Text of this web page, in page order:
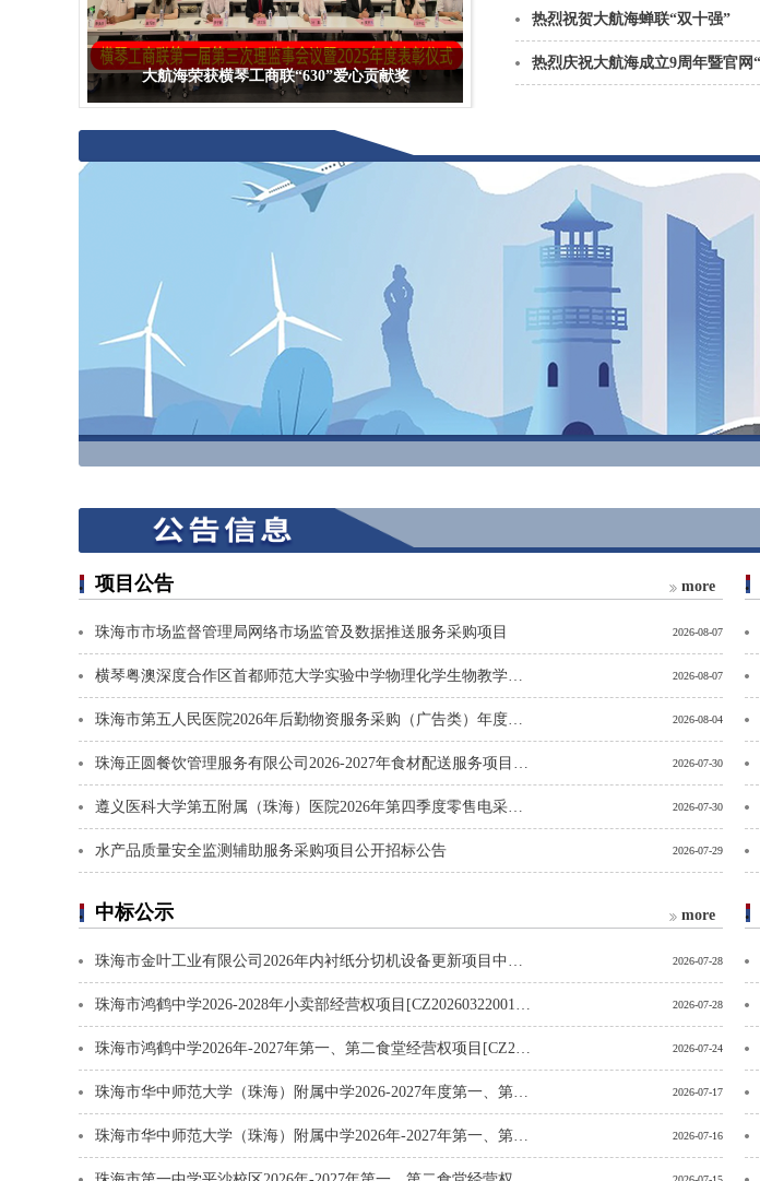
大航海荣获横琴工商联“630”爱心贡献奖
热烈祝贺大航海蝉联“双十强”
项目公告 more
珠海市市场监督管理局网络市场监管及数据推送服务采购项目 2026-08-07
横琴粤澳深度合作区首都师范大学实验中学物理化学生物教学仪器采购项目公开招标公告 2026-08-07
珠海市第五人民医院2026年后勤物资服务采购（广告类）年度供应商采购项目公开招标公告 2026-08-04
珠海正圆餐饮管理服务有限公司2026-2027年食材配送服务项目（标段一）[项目编号：CZ20260431]公开招标公告 2026-07-30
遵义医科大学第五附属（珠海）医院2026年第四季度零售电采购项目公开招标公告 2026-07-30
水产品质量安全监测辅助服务采购项目公开招标公告 2026-07-29
中标公示 more
珠海市金叶工业有限公司2026年内衬纸分切机设备更新项目中标结果公示 2026-07-28
珠海市鸿鹤中学2026-2028年小卖部经营权项目[CZ20260322001]中标结果公告 2026-07-28
珠海市鸿鹤中学2026年-2027年第一、第二食堂经营权项目[CZ20260321001]中标结果公告 2026-07-24
珠海市华中师范大学（珠海）附属中学2026-2027年度第一、第二学校小卖部经营权项目[CZ20260325001]中标结果公告 2026-07-17
珠海市华中师范大学（珠海）附属中学2026年-2027年第一、第二、第三、第四、第五食堂经营权项目[CZ20260324001]中标结果公告 2026-07-16